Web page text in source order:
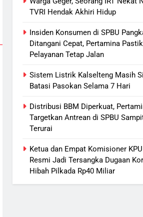
TVRI Hendak Akhiri Hidup
Insiden Konsumen di SPBU
Ditangani Cepat, Pertamina
Pelayanan Tetap Jalan
Sistem Listrik Kalselteng Masih
Batasi Pasokan Selama 7 Hari
Distribusi BBM Diperkuat,
Targetkan Antrean di SPBU
Terurai
Ketua dan Empat Komisioner
Resmi Jadi Tersangka Dugaan
Hibah Pilkada Rp40 Miliar
Presiden Prabowo
Segera Tuntaskan
Listrik di Kalsel-
NUSANTARA
Sudarsono:
Bukan Sekadar
DPRD KALTENG LEGISLATIF
Anggaran Lebih
DPRD KALTENG